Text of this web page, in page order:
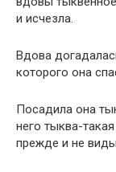
и исчезла.
Вдова
которого она
Посадила она
него тыква-
прежде и не